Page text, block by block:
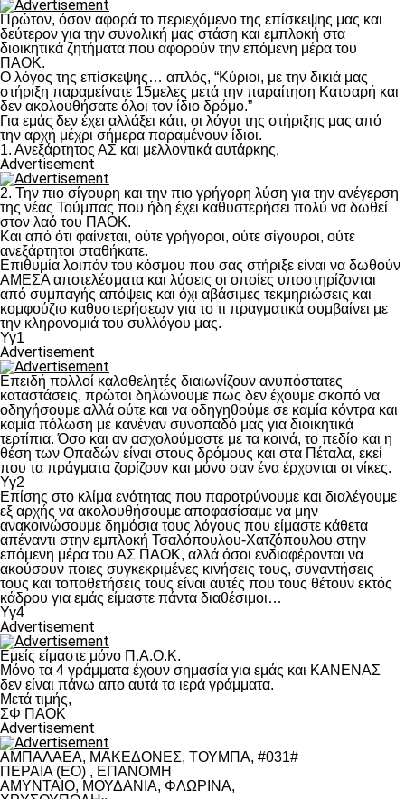
Πρώτον, όσον αφορά το περιεχόμενο της επίσκεψης μας και
δεύτερον για την συνολική μας στάση και εμπλοκή στα
διοικητικά ζητήματα που αφορούν την επόμενη μέρα του
ΠΑΟΚ.
Ο λόγος της επίσκεψης… απλός, “Κύριοι, με την δικιά μας
στήριξη παραμείνατε 15μελες μετά την παραίτηση Κατσαρή και
δεν ακολουθήσατε όλοι τον ίδιο δρόμο.”
Για εμάς δεν έχει αλλάξει κάτι, οι λόγοι της στήριξης μας από
την αρχή μέχρι σήμερα παραμένουν ίδιοι.
1. Ανεξάρτητος ΑΣ και μελλοντικά αυτάρκης,
Advertisement
2. Την πιο σίγουρη και την πιο γρήγορη λύση για την ανέγερση
της νέας Τούμπας που ήδη έχει καθυστερήσει πολύ να δωθεί
στον λαό του ΠΑΟΚ.
Και από ότι φαίνεται, ούτε γρήγοροι, ούτε σίγουροι, ούτε
ανεξάρτητοι σταθήκατε.
Επιθυμία λοιπόν του κόσμου που σας στήριξε είναι να δωθούν
ΑΜΕΣΑ αποτελέσματα και λύσεις οι οποίες υποστηρίζονται
από συμπαγής απόψεις και όχι αβάσιμες τεκμηριώσεις και
κομφούζιο καθυστερήσεων για το τι πραγματικά συμβαίνει με
την κληρονομιά του συλλόγου μας.
Υγ1
Advertisement
Επειδή πολλοί καλοθελητές διαιωνίζουν ανυπόστατες
καταστάσεις, πρώτοι δηλώνουμε πως δεν έχουμε σκοπό να
οδηγήσουμε αλλά ούτε και να οδηγηθούμε σε καμία κόντρα και
καμία πόλωση με κανέναν συνοπαδό μας για διοικητικά
τερτίπια. Όσο και αν ασχολούμαστε με τα κοινά, το πεδίο και η
θέση των Οπαδών είναι στους δρόμους και στα Πέταλα, εκεί
που τα πράγματα ζορίζουν και μόνο σαν ένα έρχονται οι νίκες.
Υγ2
Επίσης στο κλίμα ενότητας που παροτρύνουμε και διαλέγουμε
εξ αρχής να ακολουθήσουμε αποφασίσαμε να μην
ανακοινώσουμε δημόσια τους λόγους που είμαστε κάθετα
απέναντι στην εμπλοκή Τσαλόπουλου-Χατζόπουλου στην
επόμενη μέρα του ΑΣ ΠΑΟΚ, αλλά όσοι ενδιαφέρονται να
ακούσουν ποιες συγκεκριμένες κινήσεις τους, συναντήσεις
τους και τοποθετήσεις τους είναι αυτές που τους θέτουν εκτός
κάδρου για εμάς είμαστε πάντα διαθέσιμοι…
Υγ4
Advertisement
Εμείς είμαστε μόνο Π.Α.Ο.Κ.
Μόνο τα 4 γράμματα έχουν σημασία για εμάς και ΚΑΝΕΝΑΣ
δεν είναι πάνω απο αυτά τα ιερά γράμματα.
Μετά τιμής,
ΣΦ ΠΑΟΚ
Advertisement
ΑΜΠΑΛΑΕΑ, ΜΑΚΕΔΟΝΕΣ, ΤΟΥΜΠΑ, #031#
ΠΕΡΑΙΑ (ΕΟ) , ΕΠΑΝΟΜΗ
ΑΜΥΝΤΑΙΟ, ΜΟΥΔΑΝΙΑ, ΦΛΩΡΙΝΑ,